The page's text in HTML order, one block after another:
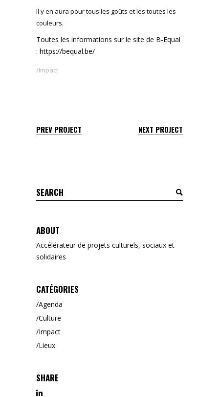
Il y en aura pour tous les goûts et les toutes les
couleurs.
Toutes les informations sur le site de B-Equal
: https://bequal.be/
Impact
PREV PROJECT NEXT PROJECT
Search
for:
ABOUT
Accélérateur de projets culturels, sociaux et
solidaires
CATÉGORIES
Agenda
Culture
Impact
Lieux
SHARE